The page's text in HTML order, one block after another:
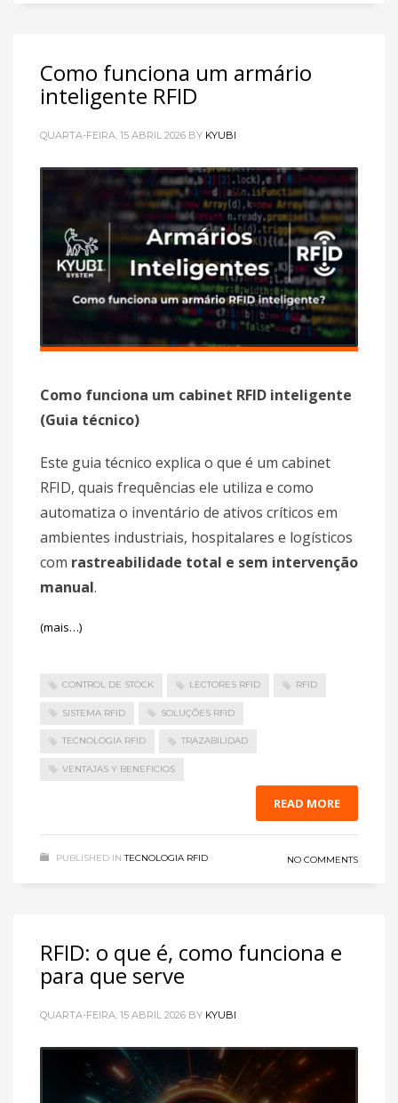
Como funciona um armário
inteligente RFID
QUARTA-FEIRA, 15 ABRIL 2026 BY KYUBI
Como funciona um cabinet RFID inteligente
(Guia técnico)
Este guia técnico explica o que é um cabinet
RFID, quais frequências ele utiliza e como
automatiza o inventário de ativos críticos em
ambientes industriais, hospitalares e logísticos
com rastreabilidade total e sem intervenção
manual.
(mais…)
CONTROL DE STOCK LECTORES RFID RFID
SISTEMA RFID SOLUÇÕES RFID
TECNOLOGIA RFID TRAZABILIDAD
VENTAJAS Y BENEFICIOS
READ MORE
PUBLISHED IN TECNOLOGIA RFID NO COMMENTS
RFID: o que é, como funciona e
para que serve
QUARTA-FEIRA, 15 ABRIL 2026 BY KYUBI